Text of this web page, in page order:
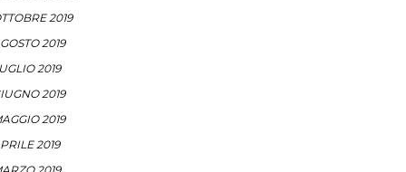
2019
2019
2019
2019
2019
2019